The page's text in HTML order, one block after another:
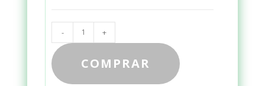
- +
COMPRAR